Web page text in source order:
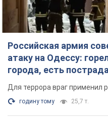
Российская армия
атаку на Одессу:
города, есть
Для террора враг применил
годину тому 25,7 т.